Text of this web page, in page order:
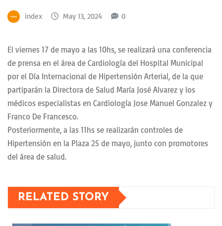
index May 13, 2024 0
El viernes 17 de mayo a las 10hs, se realizará una conferencia
de prensa en el área de Cardiología del Hospital Municipal
por el Día Internacional de Hipertensión Arterial, de la que
partiparán la Directora de Salud María José Alvarez y los
médicos especialistas en Cardiología Jose Manuel Gonzalez y
Franco De Francesco.
Posteriormente, a las 11hs se realizarán controles de
Hipertensión en la Plaza 25 de mayo, junto con promotores
del área de salud.
RELATED STORY